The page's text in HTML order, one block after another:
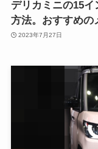
デリカミニの15
方法。おすすめの
2023年7月27日